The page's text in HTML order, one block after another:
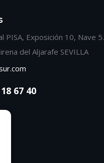
PISA, Exposición 10, Nave 5.
del Aljarafe SEVILLA
67 40